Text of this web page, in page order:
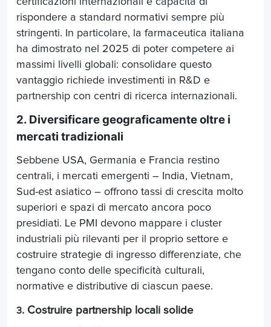
rispondere a standard normativi sempre più
stringenti. In particolare, la farmaceutica italiana
ha dimostrato nel 2025 di poter competere ai
massimi livelli globali: consolidare questo
vantaggio richiede investimenti in R&D e
partnership con centri di ricerca internazionali.
2. Diversificare geograficamente oltre i
mercati tradizionali
Sebbene USA, Germania e Francia restino
centrali, i mercati emergenti – India, Vietnam,
Sud-est asiatico – offrono tassi di crescita molto
superiori e spazi di mercato ancora poco
presidiati. Le PMI devono mappare i cluster
industriali più rilevanti per il proprio settore e
costruire strategie di ingresso differenziate, che
tengano conto delle specificità culturali,
normative e distributive di ciascun paese.
3. Costruire partnership locali solide